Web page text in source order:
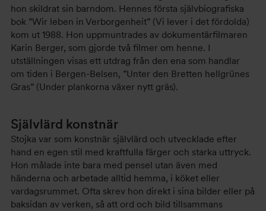
hon skildrat sin barndom. Hennes första självbiografiska
bok ”Wir leben in Verborgenheit” (Vi lever i det fördolda)
kom ut 1988. Hon uppmuntrades av dokumentärfilmaren
Karin Berger, som gjorde två filmer om henne. I
utställningen visas ett utdrag från den ena som handlar
om tiden i Bergen-Belsen, ”Unter den Bretten hellgrünes
Gras” (Under plankorna växer nytt gräs).
Självlärd konstnär
Stojka var som konstnär självlärd och utvecklade efter
hand en egen stil med kraftfulla färger och starka uttryck.
Hon målade inte bara med pensel utan även med
händerna och arbetade alltid hemma, i köket eller
vardagsrummet. Ofta skrev hon direkt i sina bilder eller på
baksidan av verken, så att ord och bild tillsammans